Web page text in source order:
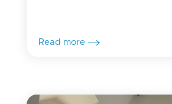
Read more